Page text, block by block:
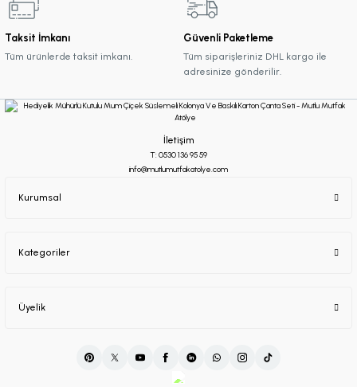
Taksit İmkanı
Tüm ürünlerde taksit imkanı.
Güvenli Paketleme
Tüm siparişleriniz DHL kargo ile
adresinize gönderilir.
İletişim
T: 0530 136 95 59
info@mutlumutfakatolye.com
Kurumsal
Kategoriler
Üyelik